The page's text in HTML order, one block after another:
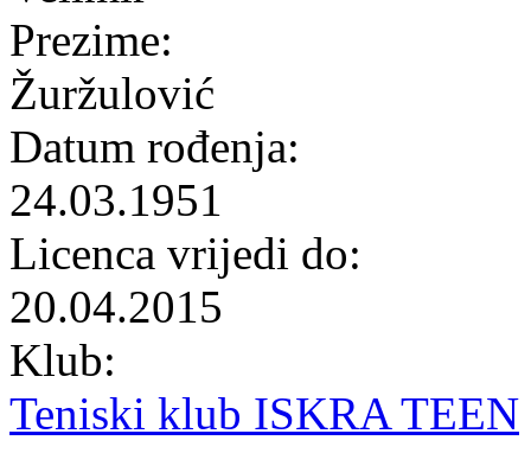
Prezime:
Žuržulović
Datum rođenja:
24.03.1951
Licenca vrijedi do:
20.04.2015
Klub:
Teniski klub ISKRA TEEN